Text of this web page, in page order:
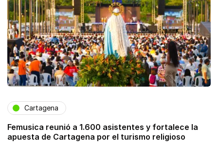
Cartagena
Femusica reunió a 1.600 asistentes y fortalece la
apuesta de Cartagena por el turismo religioso